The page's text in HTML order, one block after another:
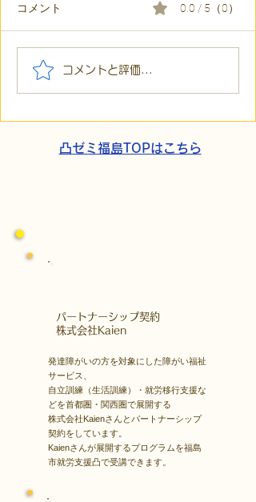
【代表ブログ】「目の前
の小石」と自立への伴
コメント 0.0 / 5（0）
コメントと評価...
凸ゼミ福島TOPはこちら
​パートナーシップ契約
​株式会社Kaien
発達障がいの方を対象にした障がい福祉
サービス、
自立訓練（生活訓練）・就労移行支援な
どを首都圏・関西圏で展開する
株式会社Kaienさんとパートナーシップ
契約をしています。
Kaienさんが展開するプログラムを福島
市就労支援凸で受講できます。